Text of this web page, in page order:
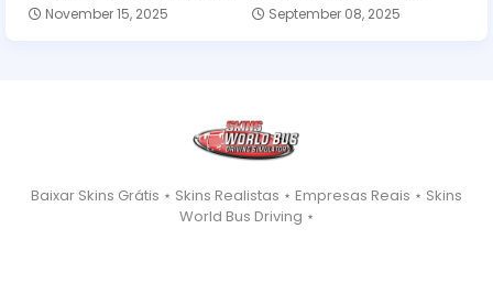
November 15, 2025 September 08, 2025
Baixar Skins Grátis ⋆ Skins Realistas ⋆ Empresas Reais ⋆ Skins
World Bus Driving ⋆